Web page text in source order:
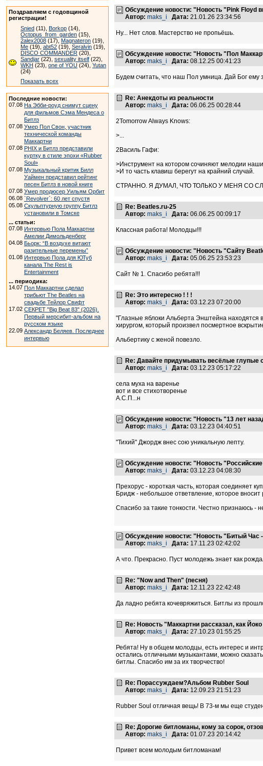
Поздравляем с годовщиной
регистрации!
Snied (11), Borkop (14),
Octopus_from_garden (15),
2alex2008 (17), Magnateron (19),
Me (19), abt52 (19), Seralvin (19),
DISCO COMMANDER (20),
Sandjar (22), sexuality itself (22),
WKH (23), one of YOU (24), Yutan
(24)
Показать всех
Последние новости:
07.08 На Эбби-роуд снимут сцену
для фильмов Сэма Мендеса о
Битлз
07.08 Умер Пол Свон, участник
технической команды
Маккартни
07.08 PHIX и Битлз представили
куртку в стиле эпохи «Rubber
Soul»
07.08 Музыкальный критик Билл
Уаймен представил рейтинг
песен Битлз в новой книге
07.08 Умер продюсер Уильям Орбит
06.08 `Revolver`: 60 лет спустя
05.08 Скульптурную группу Битлз
установили в Томске
... статьи:
07.08 Интервью Пола Маккартни
Амелии Димольденберг
04.08 Бьорк: “В воздухе витают
разительные перемены”
01.08 Интервью Пола для ЮТуб
канала The Rest is
Entertainment
... периодика:
14.07 Пол Маккартни сделал
трибьют The Beatles на
свадьбе Тейлор Свифт
17.02 СЕКРЕТ "Big Beat 83" (2026).
Первый мерсибит-альбом на
русском языке
22.09 Александр Беляев. Последнее
интервью
Обсуждение новости: "Новость "Pink Floyd
Автор: maks_i Дата: 21.01.26 23:34:56
Ну... Нет слов. Мастерство не пропьёшь.
Обсуждение новости: "Новость "Пол
Автор: maks_i Дата: 08.12.25 00:41:23
Будем считать, что наш Пол умница. Дай Бог ему
Re: Анекдоты из реальности
Автор: maks_i Дата: 06.06.25 00:28:44
2Tomorrow Always Knows:
>...
2Василь Гафи:
>Инструмент на котором сочиняют мелодии
>И то часть клавиш берегут на крайний случай.
СТРАННО. Я ДУМАЛ, ЧТО ТОЛЬКО У МЕНЯ СО
Re: Beatles.ru-25
Автор: maks_i Дата: 06.06.25 00:09:17
Классная работа! Молодцы!!!
Обсуждение новости: "Новость "Сайту
Автор: maks_i Дата: 05.06.25 23:53:23
Сайт № 1. Спасибо ребята!!!
Re: Это интересно ! ! !
Автор: maks_i Дата: 03.12.23 07:20:00
"Глазные яблоки Альберта Энштейна
хирургом, который произвел посмертное
Альбертику с женой повезло.
Re: Давайте придумывать весёлые глупые
Автор: maks_i Дата: 03.12.23 05:17:22
села муха на варенье
вот и все стихотворенье
А.С.П...н
Обсуждение новости: "Новость "13 лет
Автор: maks_i Дата: 03.12.23 04:40:51
"Тихий" Джордж внес сою уникальную лепту.
Обсуждение новости: "Новость
Автор: maks_i Дата: 03.12.23 04:08:30
Прехорус - короткая часть, которая соединяет
Бридж - небольшое ответвление, которое
Спасибо за такие тонкости. Честно признаюсь -
Обсуждение новости: "Новость "Битый Час
Автор: maks_i Дата: 17.11.23 02:42:02
А что. Прекрасно. Пуст молодежь знает как
Re: "Now and Then" (песня)
Автор: maks_i Дата: 12.11.23 22:42:48
Да ладно ребята кочевряжиться. Битлы из
Re: Новость "Маккартни рассказал, как
Автор: maks_i Дата: 27.10.23 01:55:25
Ребята! Ну в общем молодцы, есть интерес и
остались отличными музыкантами, можно
битлы. Спасибо им за их творчество!
Re: Порассуждаем?Альбом Rubber Soul
Автор: maks_i Дата: 12.09.23 21:51:23
Rubber Soul отличная вещь! В 73-м мы еще
Re: Дорогие битломаны, кому за сорок,
Автор: maks_i Дата: 01.07.23 20:14:42
Привет всем молодым битломанам!